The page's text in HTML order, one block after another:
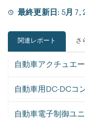
最終更新日: 5月 7,
関連レポート さ
自動車アクチュエ
自動車用DC-DCコ
自動車電子制御ユ